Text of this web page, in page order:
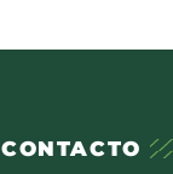
CONTACTO